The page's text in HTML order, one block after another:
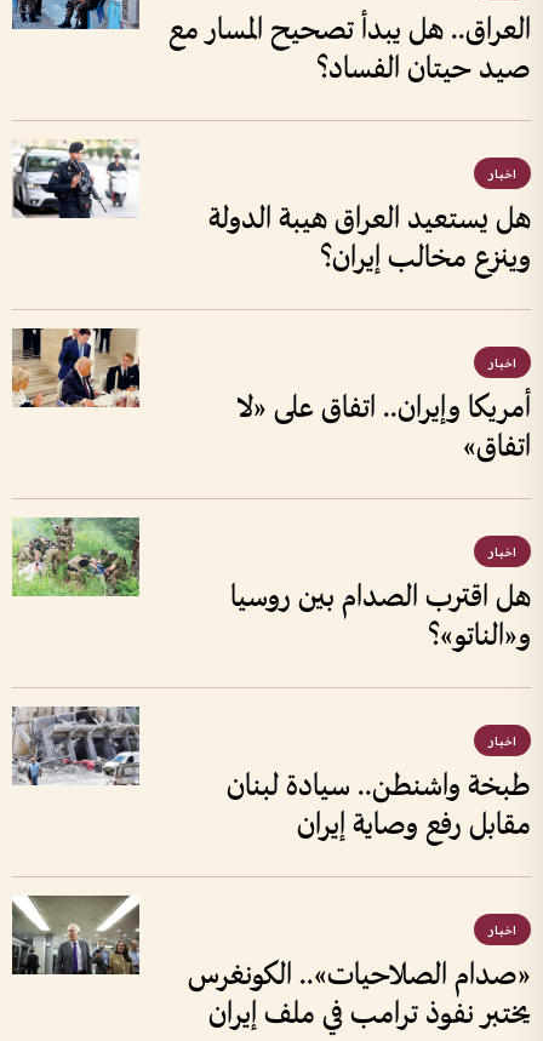
العراق.. هل يبدأ تصحيح المسار مع
صيد حيتان الفساد؟
اخبار
هل يستعيد العراق هيبة الدولة
وينزع مخالب إيران؟
اخبار
أمريكا وإيران.. اتفاق على «لا
اتفاق»
اخبار
هل اقترب الصدام بين روسيا
و«الناتو»؟
اخبار
طبخة واشنطن.. سيادة لبنان
مقابل رفع وصاية إيران
اخبار
«صدام الصلاحيات».. الكونغرس
يختبر نفوذ ترامب في ملف إيران